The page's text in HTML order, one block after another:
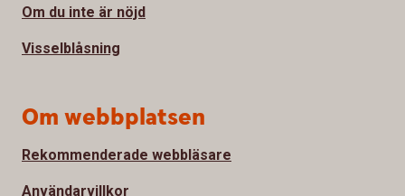
Om du inte är nöjd
Visselblåsning
Om webbplatsen
Rekommenderade webbläsare
Användarvillkor